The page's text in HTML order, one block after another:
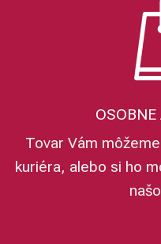
Tovar Vám
kuriéra, alebo si ho